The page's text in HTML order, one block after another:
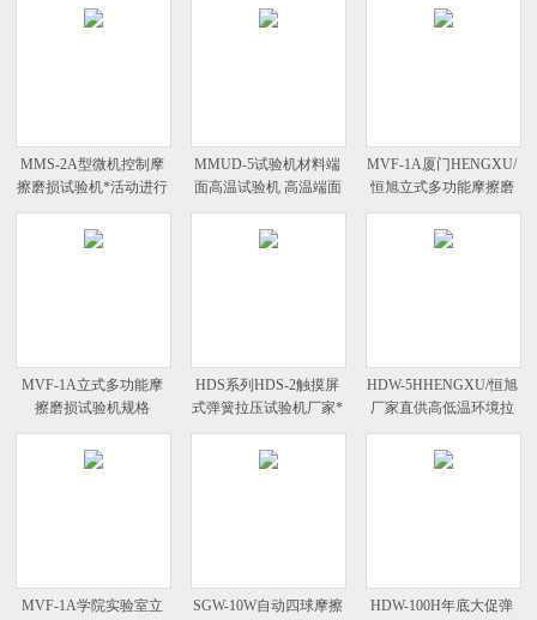
MMS-2A型微机控制摩
擦磨损试验机*活动进行
中
MMUD-5试验机材料端
面高温试验机 高温端面
摩擦磨损
MVF-1A厦门HENGXU/
恒旭立式多功能摩擦磨
损试验机
MVF-1A立式多功能摩
擦磨损试验机规格
HDS系列HDS-2触摸屏
式弹簧拉压试验机厂家*
HDW-5HHENGXU/恒旭
厂家直供高低温环境拉
力试验机
MVF-1A学院实验室立
SGW-10W自动四球摩擦
HDW-100H年底大促弹